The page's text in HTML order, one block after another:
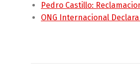
Pedro Castillo:
ONG Internacional